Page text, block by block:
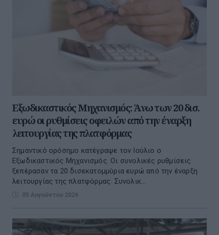
Εξωδικαστικός Μηχανισμός: Άνω των 20 δισ.
ευρώ οι ρυθμίσεις οφειλών από την έναρξη
λειτουργίας της πλατφόρμας
Σημαντικό ορόσημο κατέγραψε τον Ιούλιο ο
Εξωδικαστικός Μηχανισμός. Οι συνολικές ρυθμίσεις
ξεπέρασαν τα 20 δισεκατομμύρια ευρώ από την έναρξη
λειτουργίας της πλατφόρμας. Συνολικ...
05 Αυγούστου 2026